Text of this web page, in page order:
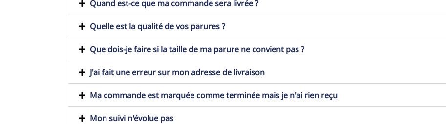
Quand est-ce que ma commande sera livrée ?
Quelle est la qualité de vos parures ?
Que dois-je faire si la taille de ma parure ne convient pas ?
J'ai fait une erreur sur mon adresse de livraison
Ma commande est marquée comme terminée mais je n'ai rien reçu
Mon suivi n'évolue pas